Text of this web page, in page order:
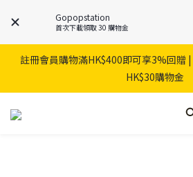
Gopopstation
首次下載領取 30 購物金
註冊會員購物滿HK$400即可享3%回贈
HK$30購物金